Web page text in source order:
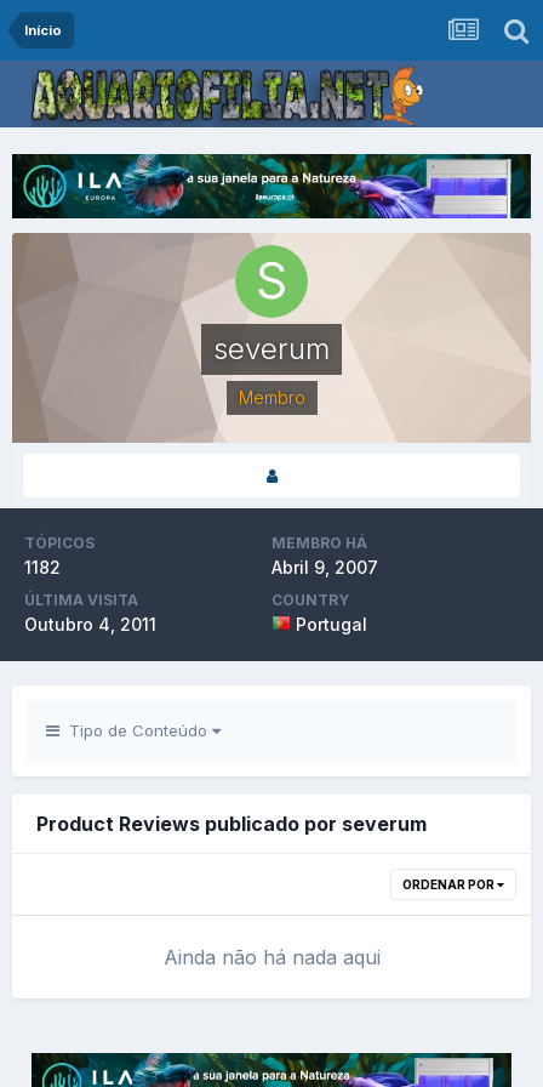
Início
severum
Membro
TÓPICOS
1182
MEMBRO HÁ
Abril 9, 2007
ÚLTIMA VISITA
Outubro 4, 2011
COUNTRY
Portugal
Tipo de Conteúdo
Product Reviews publicado por severum
ORDENAR POR
Ainda não há nada aqui